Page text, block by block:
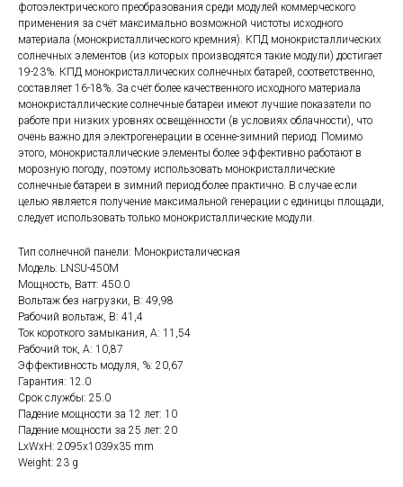
фотоэлектрического преобразования среди модулей коммерческого
применения за счёт максимально возможной чистоты исходного
материала (монокристаллического кремния). КПД монокристаллических
солнечных элементов (из которых производятся такие модули) достигает
19-23%. КПД монокристаллических солнечных батарей, соответственно,
составляет 16-18%. За счёт более качественного исходного материала
монокристаллические солнечные батареи имеют лучшие показатели по
работе при низких уровнях освещённости (в условиях облачности), что
очень важно для электрогенерации в осенне-зимний период. Помимо
этого, монокристаллические элементы более эффективно работают в
морозную погоду, поэтому использовать монокристаллические
солнечные батареи в зимний период более практично. В случае если
целью является получение максимальной генерации с единицы площади,
следует использовать только монокристаллические модули.
Тип солнечной панели: Монокристалическая
Модель: LNSU-450M
Мощность, Ватт: 450.0
Вольтаж без нагрузки, В: 49,98
Рабочий вольтаж, В: 41,4
Ток короткого замыкания, А: 11,54
Рабочий ток, А: 10,87
Эффективность модуля, %: 20,67
Гарантия: 12.0
Срок службы: 25.0
Падение мощности за 12 лет: 10
Падение мощности за 25 лет: 20
LxWxH: 2095x1039x35 mm
Weight: 23 g